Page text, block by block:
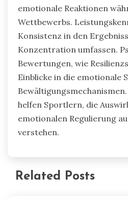
emotionale Reaktionen
Wettbewerbs.
Konsistenz in den
Konzentration umfassen.
Bewertungen, wie
Einblicke in die emotionale
helfen Sportlern, die
emotionalen Regulierung
verstehen.
Related Posts